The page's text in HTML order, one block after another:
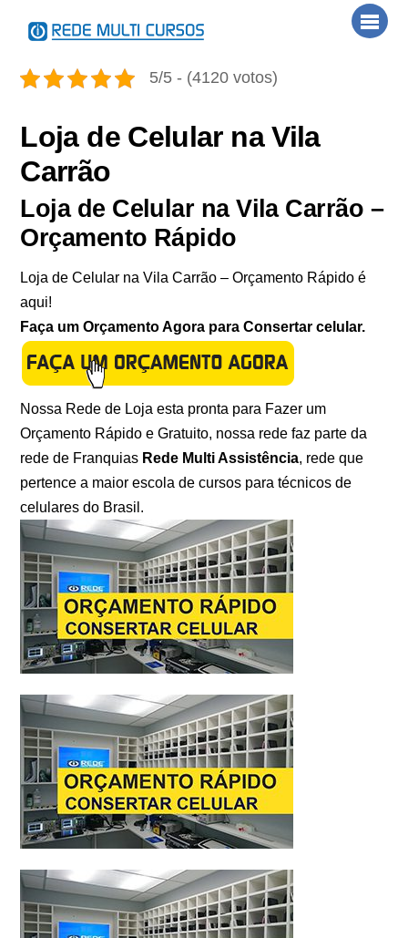
5/5 - (4120 votos)
Loja de Celular na Vila
Carrão
Loja de Celular na Vila Carrão –
Orçamento Rápido
Loja de Celular na Vila Carrão – Orçamento Rápido é
aqui!
Faça um Orçamento Agora para Consertar celular.
Nossa Rede de Loja esta pronta para Fazer um
Orçamento Rápido e Gratuito, nossa rede faz parte da
rede de Franquias Rede Multi Assistência, rede que
pertence a maior escola de cursos para técnicos de
celulares do Brasil.